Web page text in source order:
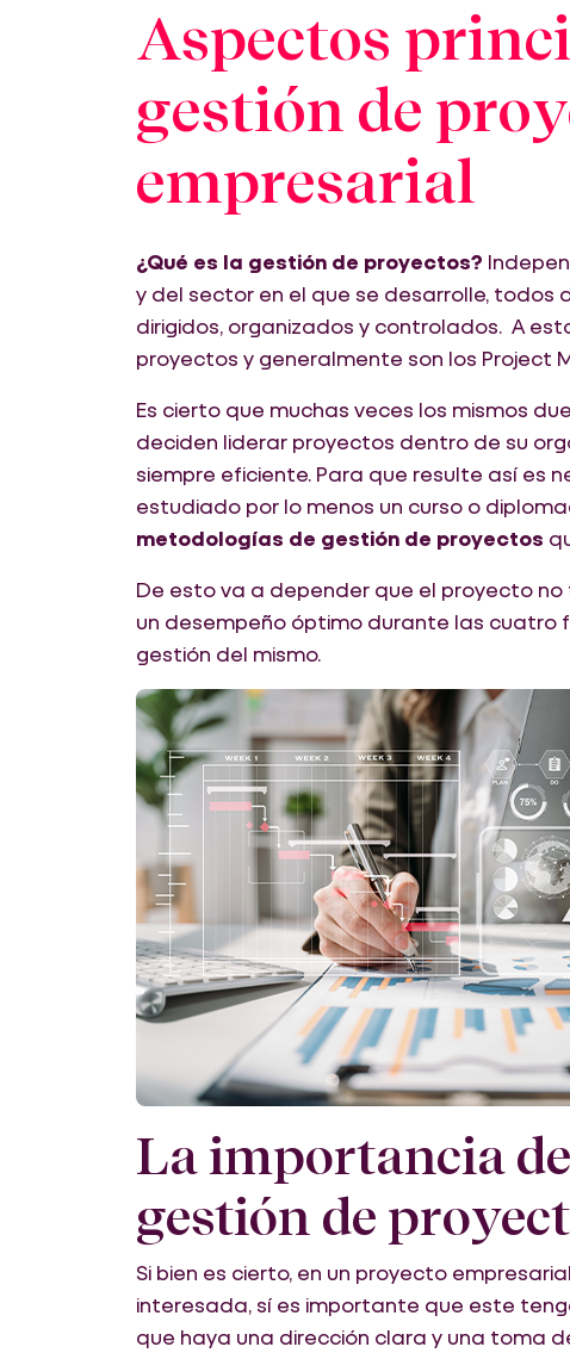
Aspectos
gestión de
empresarial
¿Qué es la gestión de proyectos?
y del sector en el que se desarrolle, todos
dirigidos, organizados y controlados. A
proyectos y generalmente son los Project
Es cierto que muchas veces los mismos
deciden liderar proyectos dentro de su
siempre eficiente. Para que resulte así es
estudiado por lo menos un curso o
metodologías de gestión de proyectos
De esto va a depender que el proyecto
un desempeño óptimo durante las cuatro
gestión del mismo.
La importancia
gestión de
Si bien es cierto, en un proyecto
interesada, sí es importante que este
que haya una dirección clara y una toma